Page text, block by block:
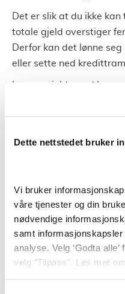
Dette nettstedet bruker
Vi bruker
våre tjenester og din
nødvendige
samt
analyse. Velg ‘Godta
velg "Tilpass". Les mer
Det er slik at du ikke
totale gjeld overstiger
Derfor kan det lønne
eller sette ned
Lavere gjeldsgrad kan
eksempel få mer i
Flere
Skal du refinansiere lån
refinansiere med eller
du bør vite om de to: